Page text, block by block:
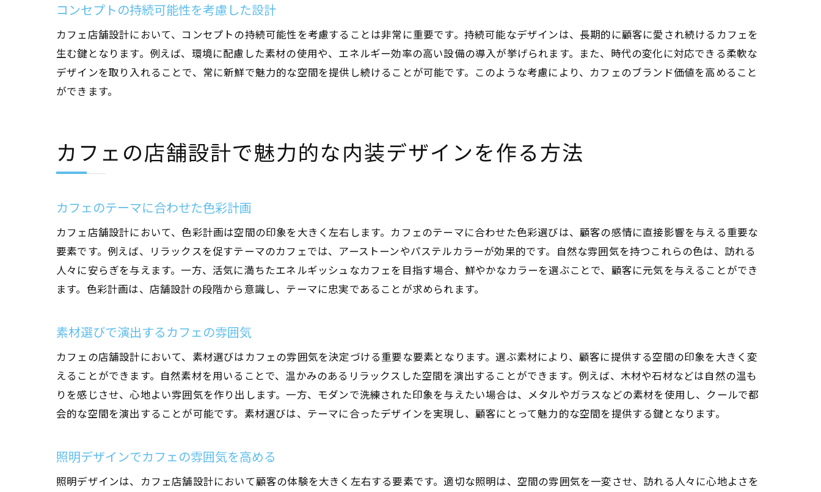
顧客のニーズを反映したサービスの提供
カフェの店舗設計で創造力を活かしたデザイン術
トレンドを取り入れた個性的なデザイン
ストーリー性のあるデザインで顧客を惹きつける
設計図面の確認と修正ポイント
設備とインテリアの統一感をチェック
法律や規制に基づく安心安全の確認
コンセプトの持続可能性を考慮した設計
カフェ店舗設計において、コンセプトの持続可能性を考慮することは非常に重要です。持続可能なデザインは、長期的に顧客に愛され続けるカフェを
生む鍵となります。例えば、環境に配慮した素材の使用や、エネルギー効率の高い設備の導入が挙げられます。また、時代の変化に対応できる柔軟な
デザインを取り入れることで、常に新鮮で魅力的な空間を提供し続けることが可能です。このような考慮により、カフェのブランド価値を高めること
ができます。
カフェの店舗設計で魅力的な内装デザインを作る方法
カフェのテーマに合わせた色彩計画
カフェ店舗設計において、色彩計画は空間の印象を大きく左右します。カフェのテーマに合わせた色彩選びは、顧客の感情に直接影響を与える重要な
要素です。例えば、リラックスを促すテーマのカフェでは、アーストーンやパステルカラーが効果的です。自然な雰囲気を持つこれらの色は、訪れる
人々に安らぎを与えます。一方、活気に満ちたエネルギッシュなカフェを目指す場合、鮮やかなカラーを選ぶことで、顧客に元気を与えることができ
ます。色彩計画は、店舗設計の段階から意識し、テーマに忠実であることが求められます。
素材選びで演出するカフェの雰囲気
カフェの店舗設計において、素材選びはカフェの雰囲気を決定づける重要な要素となります。選ぶ素材により、顧客に提供する空間の印象を大きく変
えることができます。自然素材を用いることで、温かみのあるリラックスした空間を演出することができます。例えば、木材や石材などは自然の温も
りを感じさせ、心地よい雰囲気を作り出します。一方、モダンで洗練された印象を与えたい場合は、メタルやガラスなどの素材を使用し、クールで都
会的な空間を演出することが可能です。素材選びは、テーマに合ったデザインを実現し、顧客にとって魅力的な空間を提供する鍵となります。
照明デザインでカフェの雰囲気を高める
照明デザインは、カフェ店舗設計において顧客の体験を大きく左右する要素です。適切な照明は、空間の雰囲気を一変させ、訪れる人々に心地よさを